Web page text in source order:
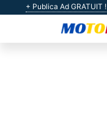
+ Publica Ad GRATUIT !